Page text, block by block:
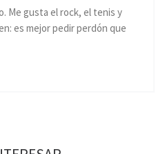
Me gusta el rock, el tenis y
es mejor pedir perdón que